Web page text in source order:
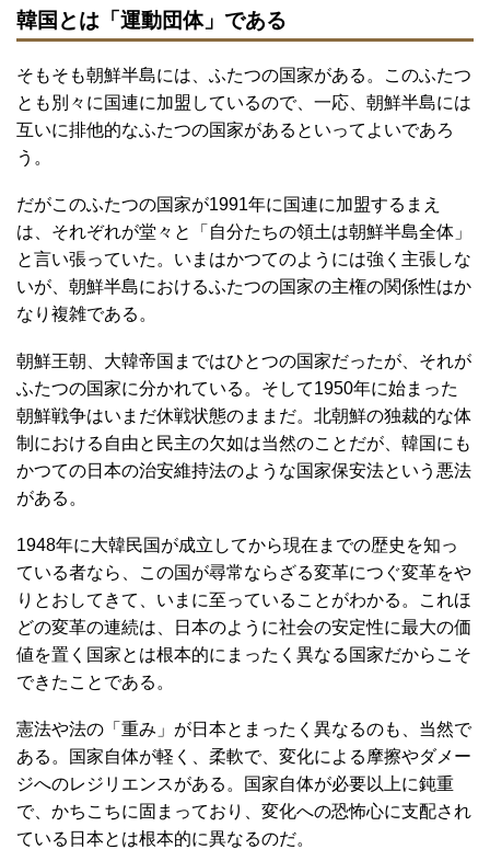
韓国とは「運動団体」である
そもそも朝鮮半島には、ふたつの国家がある。このふたつ
とも別々に国連に加盟しているので、一応、朝鮮半島には
互いに排他的なふたつの国家があるといってよいであろ
う。
だがこのふたつの国家が1991年に国連に加盟するまえ
は、それぞれが堂々と「自分たちの領土は朝鮮半島全体」
と言い張っていた。いまはかつてのようには強く主張しな
いが、朝鮮半島におけるふたつの国家の主権の関係性はか
なり複雑である。
朝鮮王朝、大韓帝国まではひとつの国家だったが、それが
ふたつの国家に分かれている。そして1950年に始まった
朝鮮戦争はいまだ休戦状態のままだ。北朝鮮の独裁的な体
制における自由と民主の欠如は当然のことだが、韓国にも
かつての日本の治安維持法のような国家保安法という悪法
がある。
1948年に大韓民国が成立してから現在までの歴史を知っ
ている者なら、この国が尋常ならざる変革につぐ変革をや
りとおしてきて、いまに至っていることがわかる。これほ
どの変革の連続は、日本のように社会の安定性に最大の価
値を置く国家とは根本的にまったく異なる国家だからこそ
できたことである。
憲法や法の「重み」が日本とまったく異なるのも、当然で
ある。国家自体が軽く、柔軟で、変化による摩擦やダメー
ジへのレジリエンスがある。国家自体が必要以上に鈍重
で、かちこちに固まっており、変化への恐怖心に支配され
ている日本とは根本的に異なるのだ。